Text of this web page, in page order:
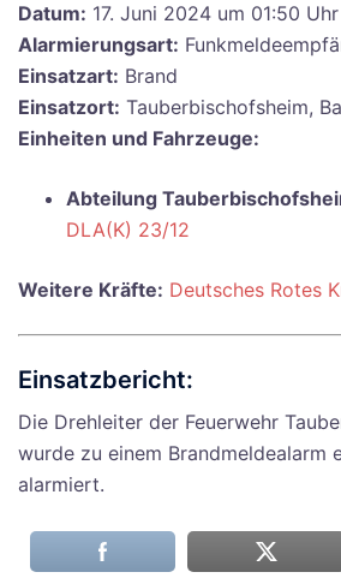
Datum: 17. Juni 2024 um 01:50 Uhr
Alarmierungsart:
Einsatzart: Brand
Einsatzort: Tauberbischofsheim,
Einheiten und Fahrzeuge:
Abteilung
DLA(K) 23/12
Weitere Kräfte: Deutsches Rotes
Einsatzbericht:
Die Drehleiter der Feuerwehr
wurde zu einem Brandmeldealarm
alarmiert.